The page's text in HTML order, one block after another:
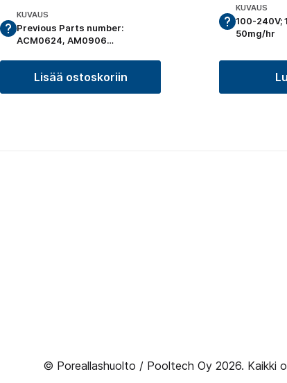
KUVAUS
Previous Parts number:
ACM0624, AM0906…
Lisää ostoskoriin
KUVAUS
100-240V;
50mg/hr
© Poreallashuolto / Pooltech Oy 2026. Kaikki